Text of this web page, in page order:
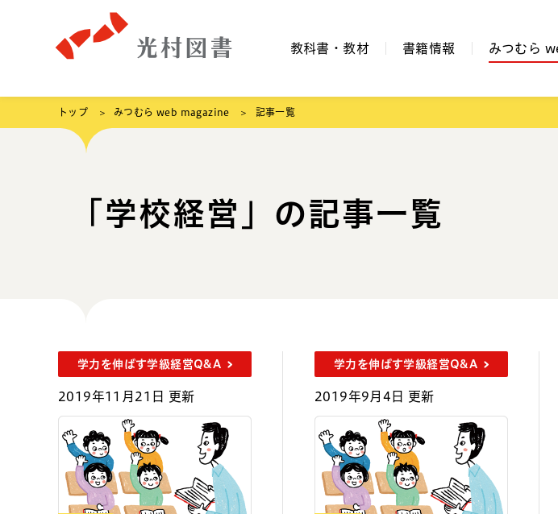
教科書・教材 書籍情報 みつむら
トップ みつむら web magazine 記事一覧
「学校経営」の記事一覧
学力を伸ばす学級経営Q&A
2019年11月21日 更新
学力を伸ばす学級経営Q&A
2019年9月4日 更新